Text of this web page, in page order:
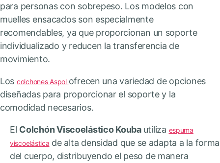
para personas con sobrepeso. Los modelos con
muelles ensacados son especialmente
recomendables, ya que proporcionan un soporte
individualizado y reducen la transferencia de
movimiento.
Los colchones Aspol ofrecen una variedad de opciones
diseñadas para proporcionar el soporte y la
comodidad necesarios.
El Colchón Viscoelástico Kouba utiliza espuma
viscoelástica de alta densidad que se adapta a la forma
del cuerpo, distribuyendo el peso de manera